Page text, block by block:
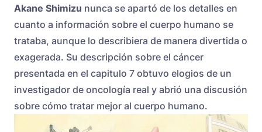
Akane Shimizu nunca se apartó de los detalles en
cuanto a información sobre el cuerpo humano se
trataba, aunque lo describiera de manera divertida o
exagerada. Su descripción sobre el cáncer
presentada en el capitulo 7 obtuvo elogios de un
investigador de oncología real y abrió una discusión
sobre cómo tratar mejor al cuerpo humano.